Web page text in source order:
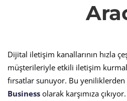
Etkili
İletişim
Dijital iletişim kanallarının hızla
müşterileriyle etkili iletişim
fırsatlar sunuyor. Bu
Business olarak karşımıza